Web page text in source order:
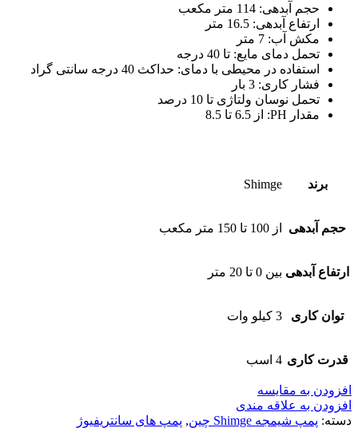
حجم آبدهی: 114 متر مکعب
ارتفاع آبدهی: 16.5 متر
مکش آب: 7 متر
تحمل دمای مایع: تا 40 درجه
استفاده در محیطی با دمای: حداکث 40 درجه سانتی گراد
فشار کاری: 3 بار
تحمل نوسان ولتاژی تا 10 درصد
مقدار PH: از 6.5 تا 8.5
برند Shimge
حجم آبدهی از 100 تا 150 متر مکعب
ارتفاع آبدهی بین 0 تا 20 متر
توان کاری 3 کیلو وات
قدرت کاری 4 اسب
افزودن به مقایسه
افزودن به علاقه مندی
دسته: پمپ شیمجه Shimge چین , پمپ های سانتریفیوژ